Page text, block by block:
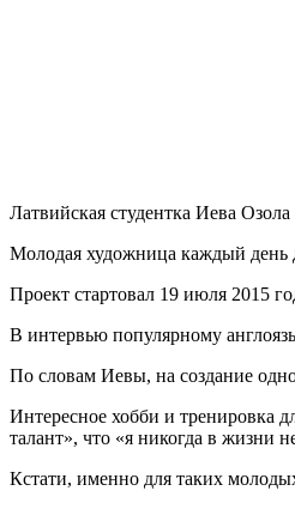
Латвийская студентка Иева Озола
Молодая художница каждый день
Проект стартовал 19 июля 2015
В интервью популярному
По словам Иевы, на создание
Интересное хобби и тренировка
талант», что «я никогда в жизни
Кстати, именно для таких